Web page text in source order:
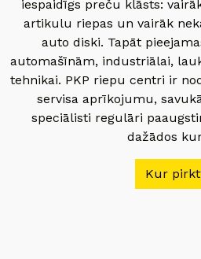
iespaidīgs preču klāsts:
artikulu riepas un vairāk
auto diski. Tapāt
automašīnām, industriālai,
tehnikai. PKP riepu centri ir
servisa aprīkojumu,
speciālisti regulāri
dažādos
Kur